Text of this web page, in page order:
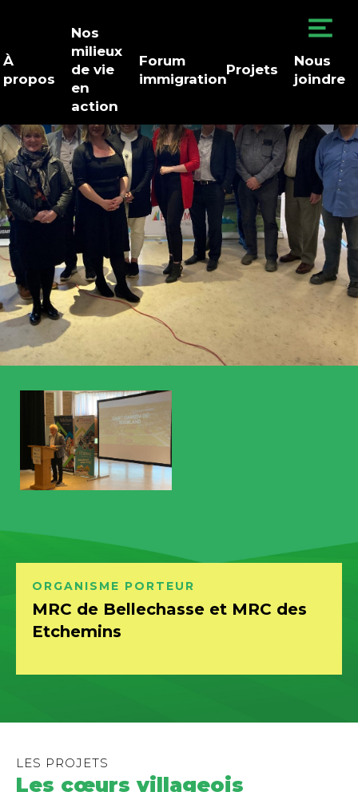
À
propos
Nos
milieux
de vie
en
action
Forum
immigration
Projets
Nous
joindre
ORGANISME PORTEUR
MRC de Bellechasse et MRC des
Etchemins
LES PROJETS
Les cœurs villageois